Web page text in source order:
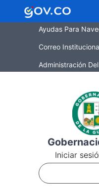
Ayudas Para
Correo
Administración
Iniciar